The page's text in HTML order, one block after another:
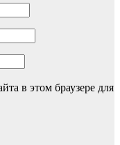
в этом браузере для